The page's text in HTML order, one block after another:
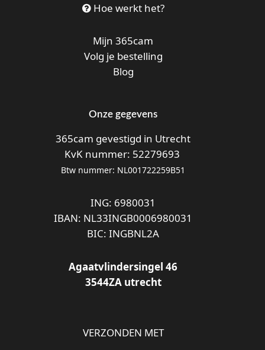
Hoe werkt het?
Mijn 365cam
Volg je bestelling
Blog
Onze gegevens
365cam gevestigd in Utrecht
KvK nummer: 52279693
Btw nummer: NL001722259B51
ING: 6980031
IBAN: NL33INGB0006980031
BIC: INGBNL2A
Agaatvlindersingel 46
3544ZA utrecht
VERZONDEN MET